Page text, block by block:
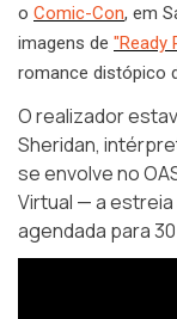
o Comic-Con, em
imagens de "Ready
romance distópico
O realizador
Sheridan,
se envolve no
Virtual — a
agendada para